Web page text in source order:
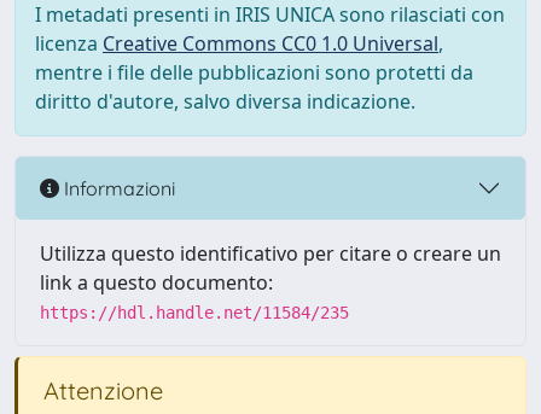
I metadati presenti in IRIS UNICA sono rilasciati con
licenza Creative Commons CC0 1.0 Universal,
mentre i file delle pubblicazioni sono protetti da
diritto d'autore, salvo diversa indicazione.
Informazioni
Utilizza questo identificativo per citare o creare un
link a questo documento:
https://hdl.handle.net/11584/235
Attenzione